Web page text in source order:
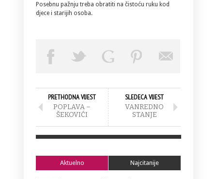
Posebnu pažnju treba obratiti na čistoću ruku kod
djece i starijih osoba.
PRETHODNA VIJEST
POPLAVA –
ŠEKOVIĆI
SLEDECA VIJEST
VANREDNO
STANJE
Aktuelno Najcitanije